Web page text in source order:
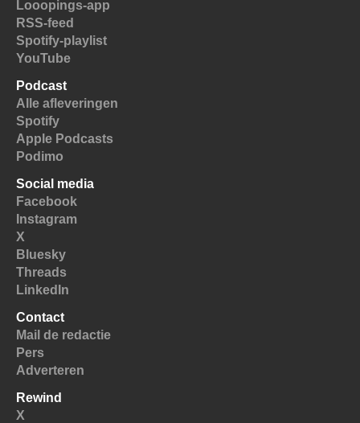
Looopings-app
RSS-feed
Spotify-playlist
YouTube
Podcast
Alle afleveringen
Spotify
Apple Podcasts
Podimo
Social media
Facebook
Instagram
X
Bluesky
Threads
LinkedIn
Contact
Mail de redactie
Pers
Adverteren
Rewind
X